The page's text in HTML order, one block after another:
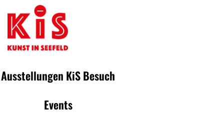
Ausstellungen KiSBesuch
Events